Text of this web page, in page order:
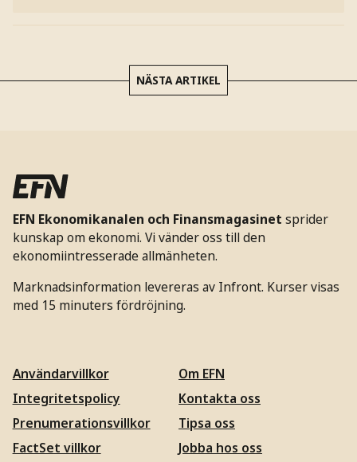
NÄSTA ARTIKEL
EFN Ekonomikanalen och Finansmagasinet sprider
kunskap om ekonomi. Vi vänder oss till den
ekonomiintresserade allmänheten.
Marknadsinformation levereras av Infront. Kurser visas
med 15 minuters fördröjning.
Användarvillkor
Integritetspolicy
Prenumerationsvillkor
FactSet villkor
Om EFN
Kontakta oss
Tipsa oss
Jobba hos oss